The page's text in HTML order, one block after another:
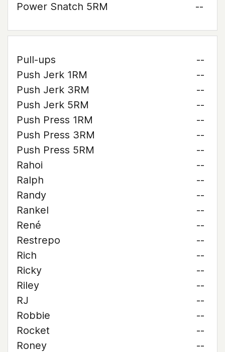
Power Snatch 5RM
--
Pull-ups
--
Push Jerk 1RM
--
Push Jerk 3RM
--
Push Jerk 5RM
--
Push Press 1RM
--
Push Press 3RM
--
Push Press 5RM
--
Rahoi
--
Ralph
--
Randy
--
Rankel
--
René
--
Restrepo
--
Rich
--
Ricky
--
Riley
--
RJ
--
Robbie
--
Rocket
--
Roney
--